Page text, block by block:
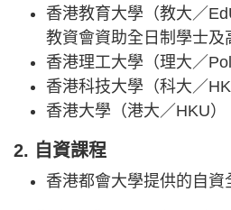
香港教育大學（教大／
教資會資助全日制學士及
香港理工大學（理大／
香港科技大學（科大／
香港大學（港大／HKU）
2. 自資課程
香港都會大學提供的自資